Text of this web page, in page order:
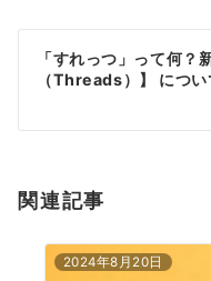
ン
「すれっつ」って何？
（Threads）】 につ
関連記事
2024年8月20日